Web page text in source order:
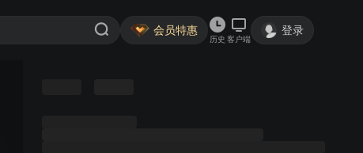
会员特惠
历史 客户端
登录